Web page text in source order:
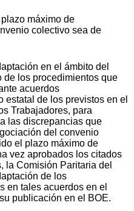
máximo de
colectivo sea de
en el ámbito del
de los procedimientos que
acuerdos
estatal de los previstos en el
Trabajadores, para
las discrepancias que
del convenio
el plazo máximo de
vez aprobados los citados
la Comisión Paritaria del
de los
en tales acuerdos en el
publicación en el BOE.